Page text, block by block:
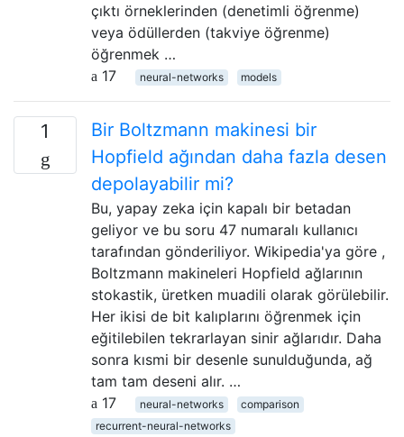
çıktı örneklerinden (denetimli öğrenme)
veya ödüllerden (takviye öğrenme)
öğrenmek …
17
neural-networks models
1
Bir Boltzmann makinesi bir
Hopfield ağından daha fazla desen
depolayabilir mi?
Bu, yapay zeka için kapalı bir betadan
geliyor ve bu soru 47 numaralı kullanıcı
tarafından gönderiliyor. Wikipedia'ya göre ,
Boltzmann makineleri Hopfield ağlarının
stokastik, üretken muadili olarak görülebilir.
Her ikisi de bit kalıplarını öğrenmek için
eğitilebilen tekrarlayan sinir ağlarıdır. Daha
sonra kısmi bir desenle sunulduğunda, ağ
tam tam deseni alır. …
17
neural-networks
comparison
recurrent-neural-networks